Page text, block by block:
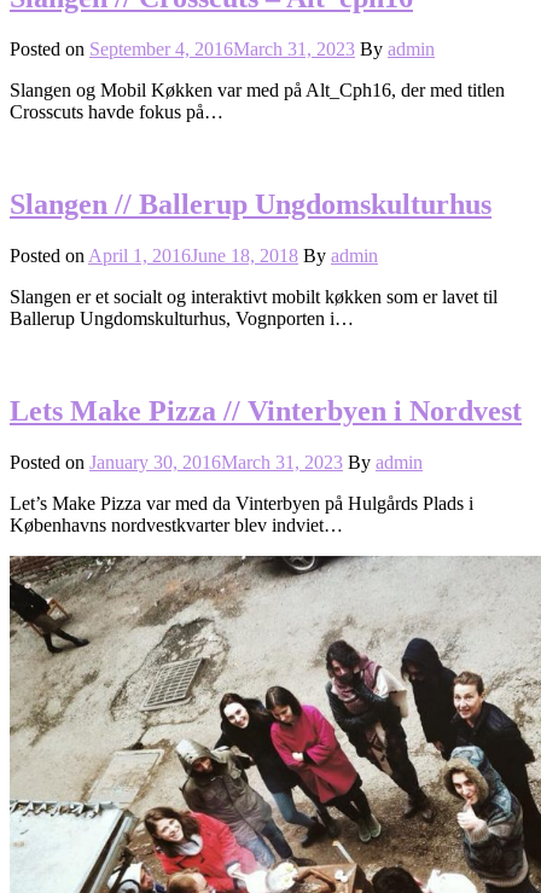
Posted on September 4, 2016March 31, 2023 By admin
Slangen og Mobil Køkken var med på Alt_Cph16, der med titlen
Crosscuts havde fokus på…
Slangen // Ballerup Ungdomskulturhus
Posted on April 1, 2016June 18, 2018 By admin
Slangen er et socialt og interaktivt mobilt køkken som er lavet til
Ballerup Ungdomskulturhus, Vognporten i…
Lets Make Pizza // Vinterbyen i Nordvest
Posted on January 30, 2016March 31, 2023 By admin
Let’s Make Pizza var med da Vinterbyen på Hulgårds Plads i
Københavns nordvestkvarter blev indviet…